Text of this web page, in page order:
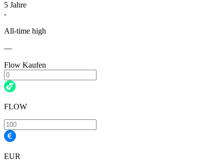
5 Jahre
-
All-time high
—
Flow Kaufen
FLOW
EUR